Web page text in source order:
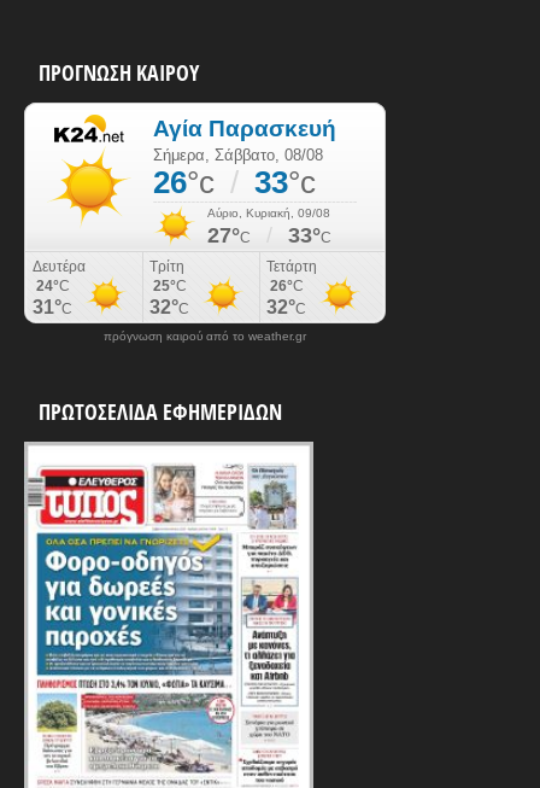
ΠΡΟΓΝΩΣΗ ΚΑΙΡΟΥ
πρόγνωση καιρού από το weather.gr
ΠΡΩΤΟΣΕΛΙΔΑ ΕΦΗΜΕΡΙΔΩΝ